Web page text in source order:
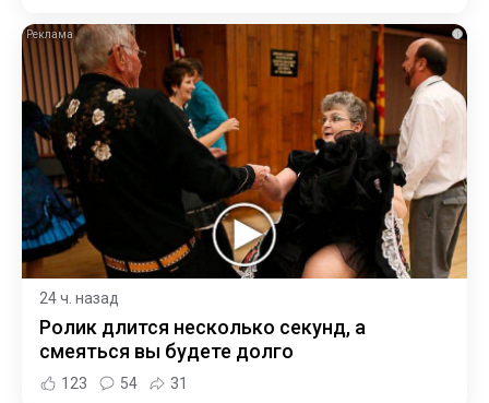
i
24 ч. назад
Ролик длится несколько секунд, а
смеяться вы будете долго
123 54 31